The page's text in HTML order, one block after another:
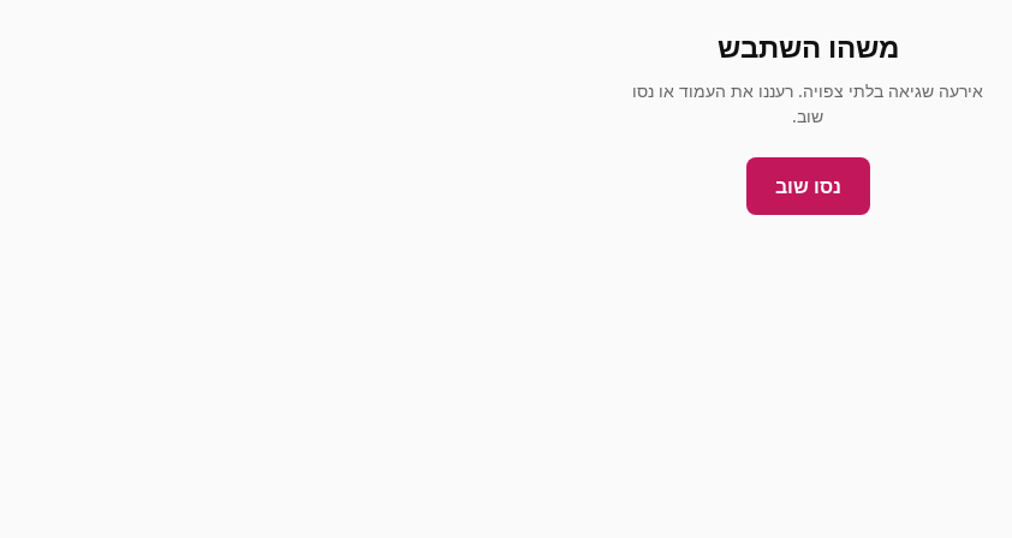
משהו השתבש
אירעה שגיאה בלתי צפויה. רעננו את העמוד או נסו
שוב.
נסו שוב